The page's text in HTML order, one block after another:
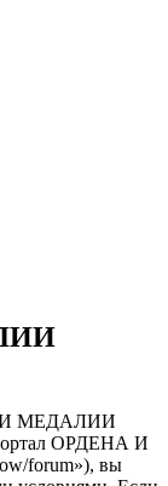
И МЕДАЛИИ
ОРДЕНА И
forum»), вы